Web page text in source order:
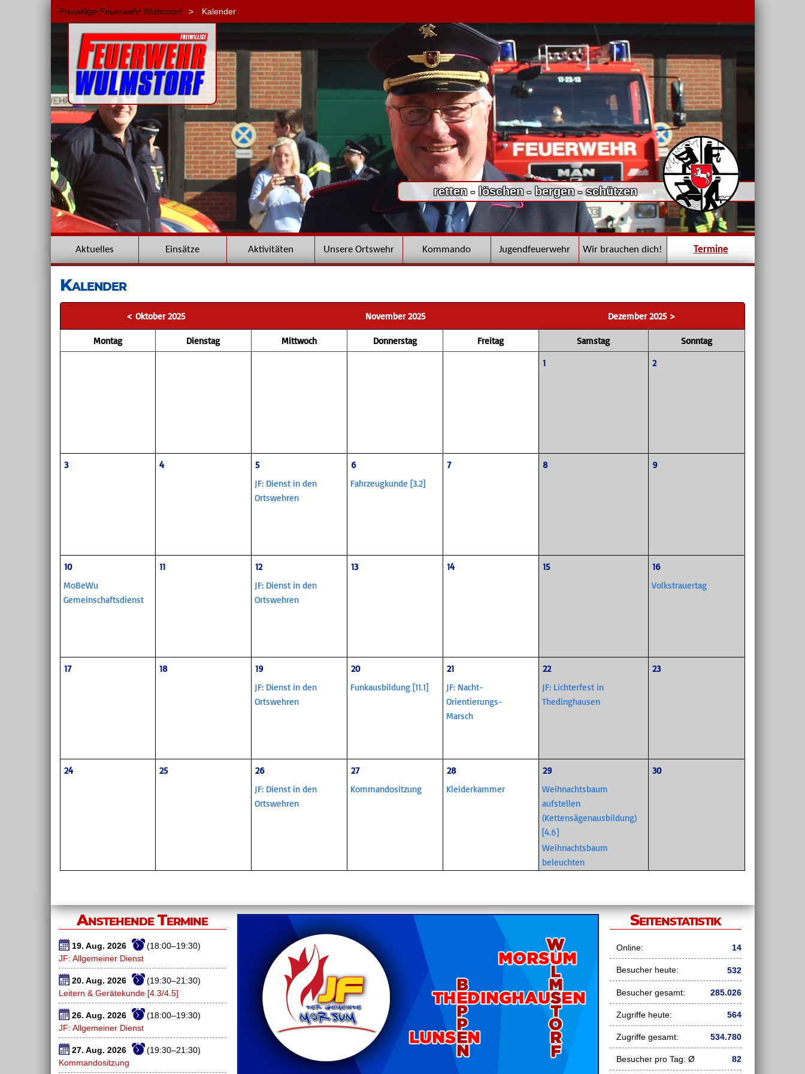
Freiwillige Feuerwehr Wulmstorf> Kalender
retten - löschen - bergen - schützen
NavigationAktuelles Einsätze Aktivitäten Unsere Ortswehr Kommando Jugendfeuerwehr Wir brauchen dich! Termine
Kalender
< Oktober 2025 November 2025 Dezember 2025 >
Montag Dienstag Mittwoch Donnerstag Freitag Samstag
Sonntag
1
2
3 4
5
JF: Dienst in den
Ortswehren
6
Fahrzeugkunde [3.2]
7 8 9
10
MoBeWu
Gemeinschaftsdienst
11
12
JF: Dienst in den
Ortswehren
13 14 15
16
Volkstrauertag
17 18
19
JF: Dienst in den
Ortswehren
20
Funkausbildung [11.1]
21
JF: Nacht-
Orientierungs-
Marsch
22
JF: Lichterfest in
Thedinghausen
23
24 25
26
JF: Dienst in den
Ortswehren
27
Kommandositzung
28
Kleiderkammer
29
Weihnachtsbaum
aufstellen
(Kettensägenausbildung)
[4.6]
Weihnachtsbaum
beleuchten
30
Anstehende Termine
19. Aug. 2026
(18:00–19:30)
JF: Allgemeiner Dienst
20. Aug. 2026
(19:30–21:30)
Leitern & Gerätekunde [4.3/4.5]
26. Aug. 2026
(18:00–19:30)
JF: Allgemeiner Dienst
27. Aug. 2026
(19:30–21:30)
Kommandositzung
Seitenstatistik
Online: 14
Besucher heute: 532
Besucher gesamt: 285.026
Zugriffe heute: 564
Zugriffe gesamt: 534.780
Besucher pro Tag: Ø 82